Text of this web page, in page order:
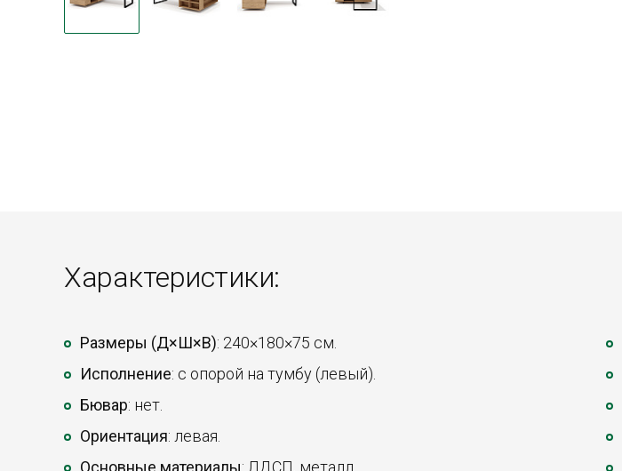
Характеристики:
Размеры (Д×Ш×В): 240×180×75 см.
Исполнение: с опорой на тумбу (левый).
Бювар: нет.
Ориентация: левая.
Основные материалы: ЛДСП, металл.